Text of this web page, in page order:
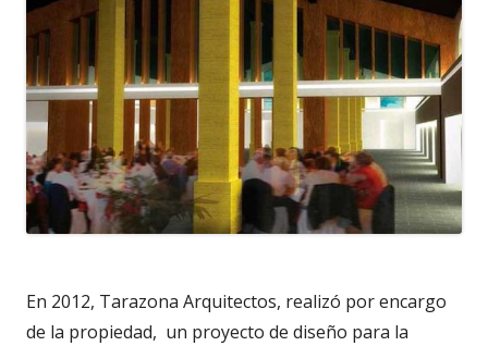
En 2012, Tarazona Arquitectos, realizó por encargo
de la propiedad, un proyecto de diseño para la